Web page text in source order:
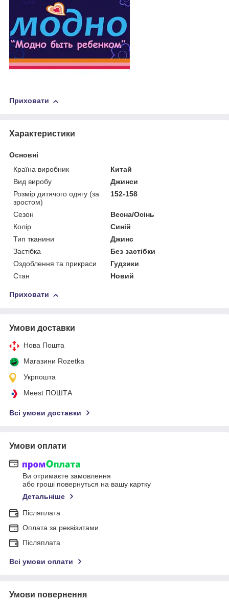
Приховати
Характеристики
Основні
Країна виробник
Китай
Вид виробу
Джинси
Розмір дитячого одягу (за
зростом)
152-158
Сезон
Весна/Осінь
Колір
Синій
Тип тканини
Джинс
Застібка
Без застібки
Оздоблення та прикраси
Гудзики
Стан
Новий
Приховати
Умови доставки
Нова Пошта
Магазини Rozetka
Укрпошта
Meest ПОШТА
Всі умови доставки
Умови оплати
Ви отримаєте замовлення
або гроші повернуться на вашу картку
Детальніше
Післяплата
Оплата за реквізитами
Післяплата
Всі умови оплати
Умови повернення